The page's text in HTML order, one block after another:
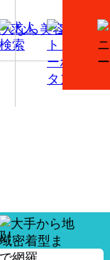
容皮膚科の看護